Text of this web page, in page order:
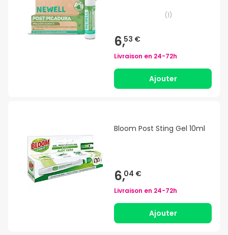
(1)
6,53 €
Livraison en 24-72h
Ajouter
Bloom Post Sting Gel 10ml
6,04 €
Livraison en 24-72h
Ajouter